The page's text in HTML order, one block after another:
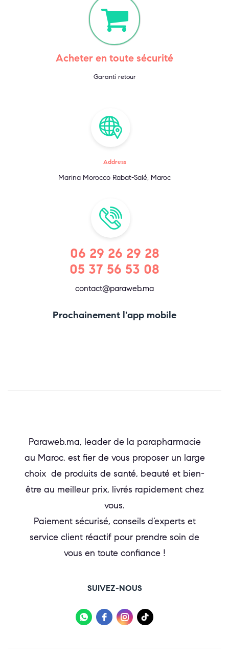
Acheter en toute sécurité
Garanti retour
Address
Marina Morocco Rabat-Salé, Maroc
06 29 26 29 28
05 37 56 53 08
contact@paraweb.ma
Prochainement l'app mobile
Paraweb.ma, leader de la parapharmacie
au Maroc, est fier de vous proposer un large
choix de produits de santé, beauté et bien-
être au meilleur prix, livrés rapidement chez
vous.
Paiement sécurisé, conseils d’experts et
service client réactif pour prendre soin de
vous en toute confiance !
SUIVEZ-NOUS